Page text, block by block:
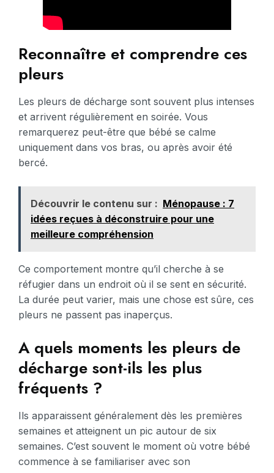
Reconnaître et comprendre ces
pleurs
Les pleurs de décharge sont souvent plus intenses
et arrivent régulièrement en soirée. Vous
remarquerez peut-être que bébé se calme
uniquement dans vos bras, ou après avoir été
bercé.
Découvrir le contenu sur : Ménopause : 7
idées reçues à déconstruire pour une
meilleure compréhension
Ce comportement montre qu’il cherche à se
réfugier dans un endroit où il se sent en sécurité.
La durée peut varier, mais une chose est sûre, ces
pleurs ne passent pas inaperçus.
A quels moments les pleurs de
décharge sont-ils les plus
fréquents ?
Ils apparaissent généralement dès les premières
semaines et atteignent un pic autour de six
semaines. C’est souvent le moment où votre bébé
commence à se familiariser avec son